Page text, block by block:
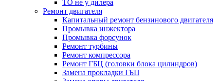
ТО не у дилера
Ремонт двигателя
Капитальный ремонт бензинового двигателя
Промывка инжектора
Промывка форсунок
Ремонт турбины
Ремонт компрессора
Ремонт ГБЦ (головки блока цилиндров)
Замена прокладки ГБЦ